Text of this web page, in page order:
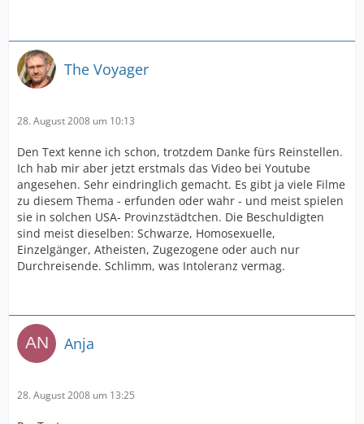
The Voyager
28. August 2008 um 10:13
Den Text kenne ich schon, trotzdem Danke fürs Reinstellen.
Ich hab mir aber jetzt erstmals das Video bei Youtube
angesehen. Sehr eindringlich gemacht. Es gibt ja viele Filme
zu diesem Thema - erfunden oder wahr - und meist spielen
sie in solchen USA- Provinzstädtchen. Die Beschuldigten
sind meist dieselben: Schwarze, Homosexuelle,
Einzelgänger, Atheisten, Zugezogene oder auch nur
Durchreisende. Schlimm, was Intoleranz vermag.
Anja
28. August 2008 um 13:25